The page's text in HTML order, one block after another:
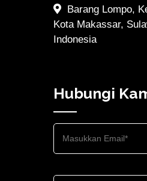
Barang Lompo,
Kota Makassar,
Indonesia
Hubungi